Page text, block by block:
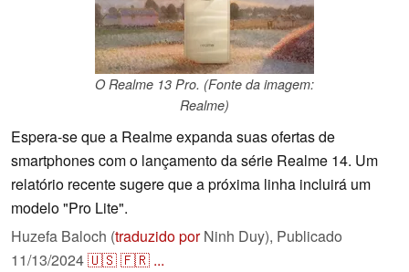
O Realme 13 Pro. (Fonte da imagem:
Realme)
Espera-se que a Realme expanda suas ofertas de
smartphones com o lançamento da série Realme 14. Um
relatório recente sugere que a próxima linha incluirá um
modelo "Pro Lite".
Huzefa Baloch (traduzido porNinh Duy), Publicado
11/13/2024🇺🇸🇫🇷 ...